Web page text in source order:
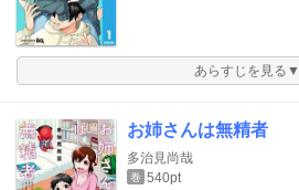
あらすじを見る▼
お姉さんは無精者
多治見尚哉
巻 540pt